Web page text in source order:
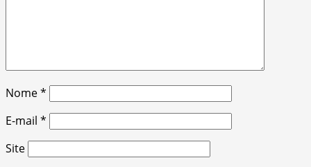
Nome*
E-mail *
Site